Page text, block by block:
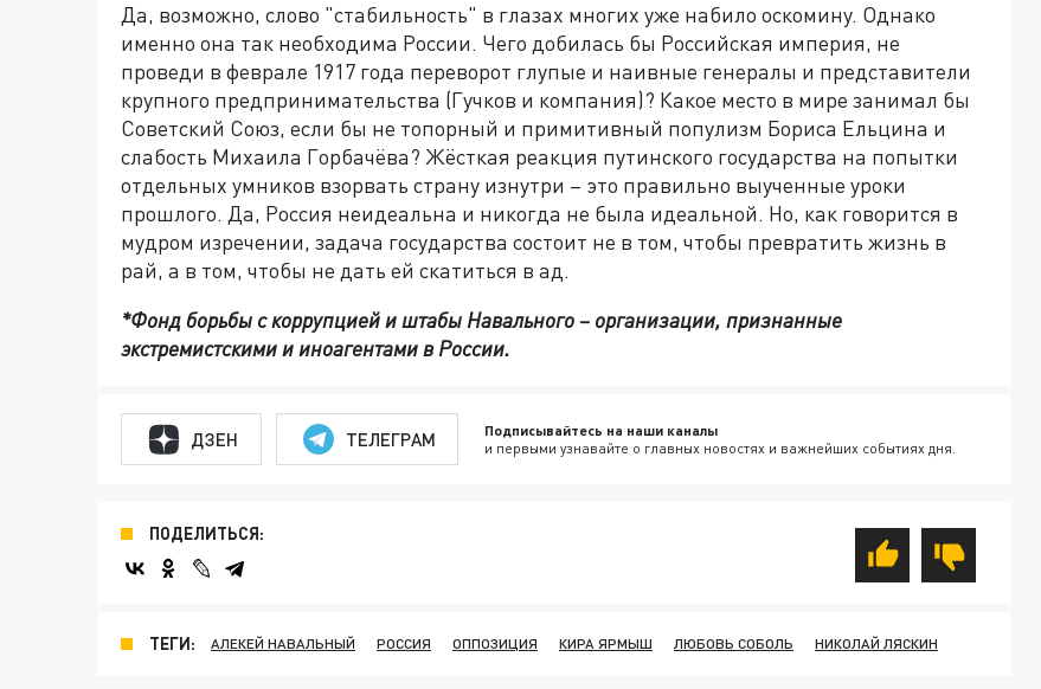
Да, возможно, слово "стабильность" в глазах многих уже набило оскомину. Однако
именно она так необходима России. Чего добилась бы Российская империя, не
проведи в феврале 1917 года переворот глупые и наивные генералы и представители
крупного предпринимательства (Гучков и компания)? Какое место в мире занимал бы
Советский Союз, если бы не топорный и примитивный популизм Бориса Ельцина и
слабость Михаила Горбачёва? Жёсткая реакция путинского государства на попытки
отдельных умников взорвать страну изнутри – это правильно выученные уроки
прошлого. Да, Россия неидеальна и никогда не была идеальной. Но, как говорится в
мудром изречении, задача государства состоит не в том, чтобы превратить жизнь в
рай, а в том, чтобы не дать ей скатиться в ад.
*Фонд борьбы с коррупцией и штабы Навального – организации, признанные
экстремистскими и иноагентами в России.
ДЗЕН ТЕЛЕГРАМ Подписывайтесь на наши каналы
и первыми узнавайте о главных новостях и важнейших событиях дня.
ПОДЕЛИТЬСЯ:
ТЕГИ: АЛЕКЕЙ НАВАЛЬНЫЙ РОССИЯ ОППОЗИЦИЯ КИРА ЯРМЫШ ЛЮБОВЬ СОБОЛЬ НИКОЛАЙ ЛЯСКИН